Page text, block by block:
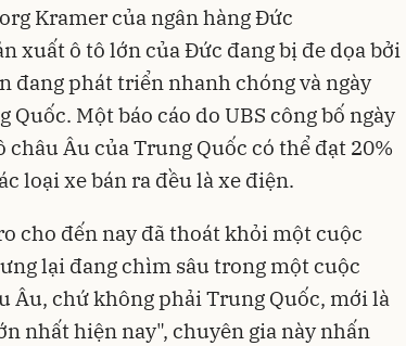
Kramer của ngân hàng Đức
xuất ô tô lớn của Đức đang bị đe dọa bởi
đang phát triển nhanh chóng và ngày
Một báo cáo do UBS công bố ngày
Âu của Trung Quốc có thể đạt 20%
loại xe bán ra đều là xe điện.
cho đến nay đã thoát khỏi một cuộc
lại đang chìm sâu trong một cuộc
Âu, chứ không phải Trung Quốc, mới là
nhất hiện nay", chuyên gia này nhấn